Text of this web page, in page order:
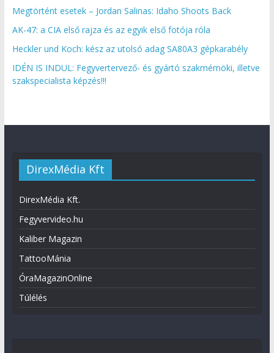
Megtörtént esetek – Jordan Salinas: Idaho Shoots Back
AK-47: a CIA első rajza és az egyik első fotója róla
Heckler und Koch: kész az utolsó adag SA80A3 gépkarabély
IDÉN IS INDUL: Fegyvertervező- és gyártó szakmérnöki, illetve
szakspecialista képzés!!!
DirexMédia Kft
DirexMédia Kft.
Fegyvervideo.hu
Kaliber Magazin
TattooMánia
ÓraMagazinOnline
Túlélés